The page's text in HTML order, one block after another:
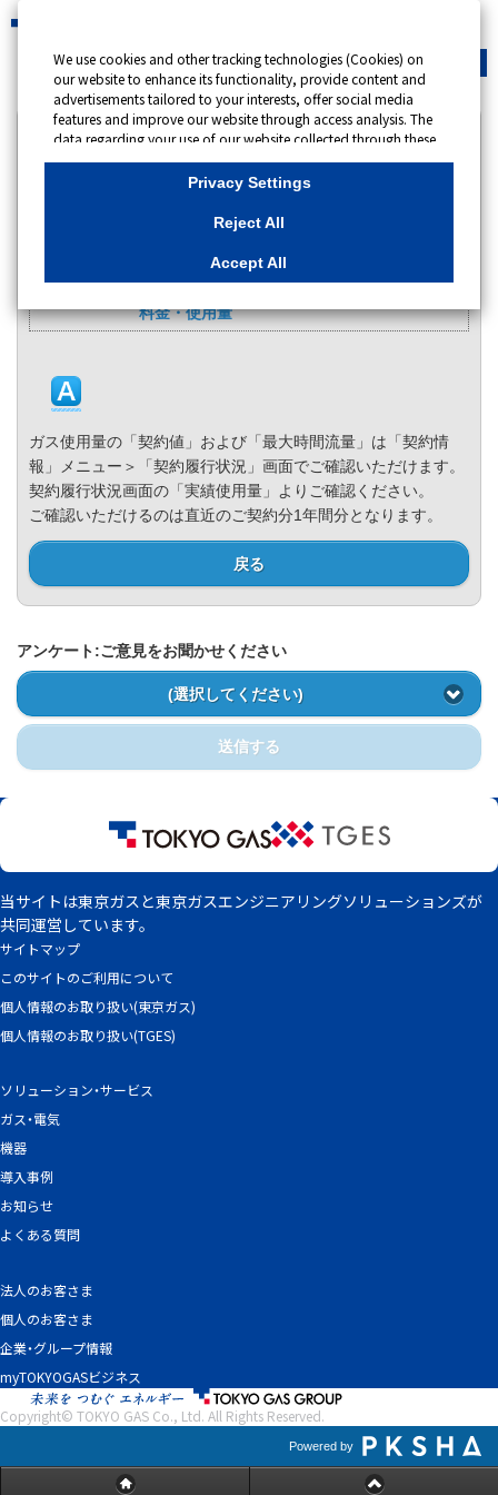
緊急時 会員サイト
カテゴリー表示
No : 13018 更新日時 : 2025/06/16 09:00
請求画面（年間料金照会画面）でガス使用量の「契
カテゴリー： 料金・使用量
料金・使用量
ガス使用量の「契約値」および「最大時間流量」は「契約情
報」メニュー＞「契約履行状況」画面でご確認いただけます。
契約履行状況画面の「実績使用量」よりご確認ください。
ご確認いただけるのは直近のご契約分1年間分となります。
戻る
アンケート:ご意見をお聞かせください
(選択してください)
送信する
サイトマップ
このサイトのご利用について
個人情報のお取り扱い(東京ガス)
個人情報のお取り扱い(TGES)
ソリューション・サービス
ガス・電気
機器
導入事例
お知らせ
よくある質問
法人のお客さま
個人のお客さま
企業・グループ情報
myTOKYOGASビジネス
当サイトは東京ガスと東京ガスエンジニアリングソリューションズが
共同運営しています。
Copyright© TOKYO GAS Co., Ltd. All Rights Reserved.
Powered by
We use cookies and other tracking technologies (Cookies) on
our website to enhance its functionality, provide content and
advertisements tailored to your interests, offer social media
features and improve our website through access analysis. The
data regarding your use of our website collected through these
Cookies may be shared with our partners that provide
advertising, social media and/or analytics services. These
that you have provided to them or that they have collected
optimise advertisements delivered to you by businesses other
than us on the internet. If you wish to reject the use of all
"Reject All". If you agree to the use of all Cookies, please click
rejection settings at any time by clicking the
button on this banner or through your browser's "Settings".
information including Cookies on our website, please refer to
Cookies Details
Privacy Policy
Privacy Settings
Reject All
Accept All